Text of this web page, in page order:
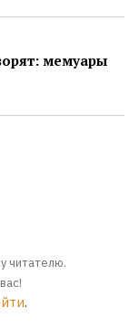
мемуары
читателю.
.